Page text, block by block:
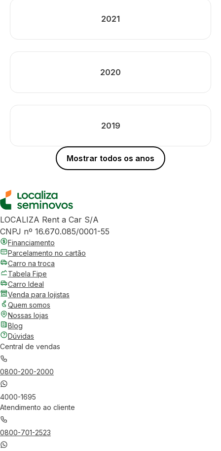
2021
2020
2019
Mostrar todos os anos
LOCALIZA Rent a Car S/A
CNPJ nº 16.670.085/0001-55
Financiamento
Parcelamento no cartão
Carro na troca
Tabela Fipe
Carro Ideal
Venda para lojistas
Quem somos
Nossas lojas
Blog
Dúvidas
Central de vendas
0800-200-2000
4000-1695
Atendimento ao cliente
0800-701-2523